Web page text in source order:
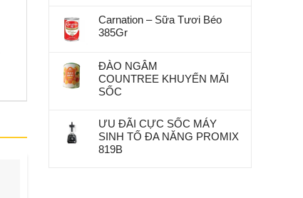
Carnation – Sữa Tươi Béo
385Gr
ĐÀO NGÂM
COUNTREE KHUYẾN MÃI
SỐC
ƯU ĐÃI CỰC SỐC MÁY
SINH TỐ ĐA NĂNG PROMIX
819B